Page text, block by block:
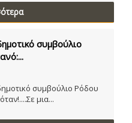
συμβούλιο
συμβούλιο Ρόδου
μια...